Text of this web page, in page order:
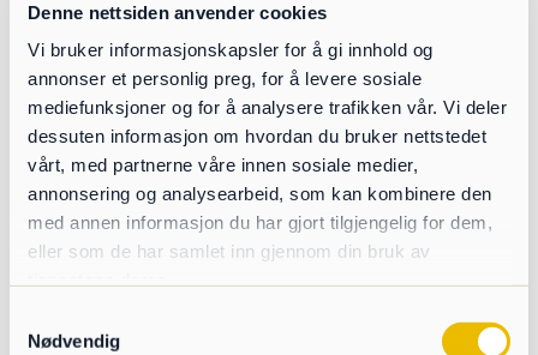
Denne nettsiden anvender cookies
Vi bruker informasjonskapsler for å gi innhold og
annonser et personlig preg, for å levere sosiale
mediefunksjoner og for å analysere trafikken vår. Vi deler
dessuten informasjon om hvordan du bruker nettstedet
vårt, med partnerne våre innen sosiale medier,
annonsering og analysearbeid, som kan kombinere den
med annen informasjon du har gjort tilgjengelig for dem,
eller som de har samlet inn gjennom din bruk av
Nødvendig